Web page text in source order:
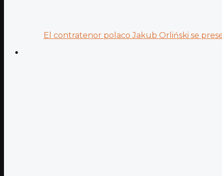
El contratenor polaco Jakub Orliński se